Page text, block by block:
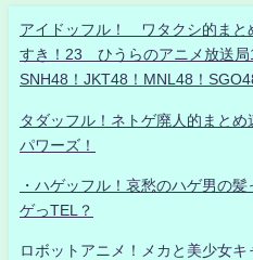
アイドッフル！ ワタクシ的ま
すき！23 ひうらのアニメ放送
SNH48！JKT48！MNL48！
タダッフル！ネトゲ廃人的まと
パワーズ！
・ハゲッフル！哀愁のハゲ男の
ゲっTEL？
ロボットアニメ！メカと美少女キ